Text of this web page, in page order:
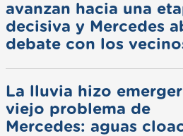
avanzan hacia una
decisiva y Mercedes
debate con los
La lluvia hizo
viejo problema de
Mercedes: aguas